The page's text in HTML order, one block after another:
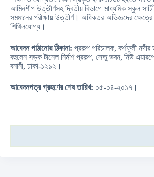
আমিনশীপ উত্তীর্ণসহ দ্বিতীয় বিভাগে মাধ্যমিক স্কুল
সমমানের পরীক্ষায় উত্তীর্ণ। অধিকতর অভিজ্ঞদের ক্ষেত্রে
শিথিলযোগ্য।
আবেদন পাঠানোর ঠিকানা: প্রকল্প পরিচালক, কর্ণফুলী
বহুলেন সড়ক টানেল নির্মাণ প্রকল্প, সেতু ভবন, নিউ
বনানী, ঢাকা-১২১২।
আবেদনপত্র গ্রহণের শেষ তারিখ: ০৫-০৪-২০১৭।